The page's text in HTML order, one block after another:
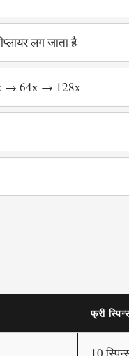
लग जाता है
→ 64x → 128x
फ्री